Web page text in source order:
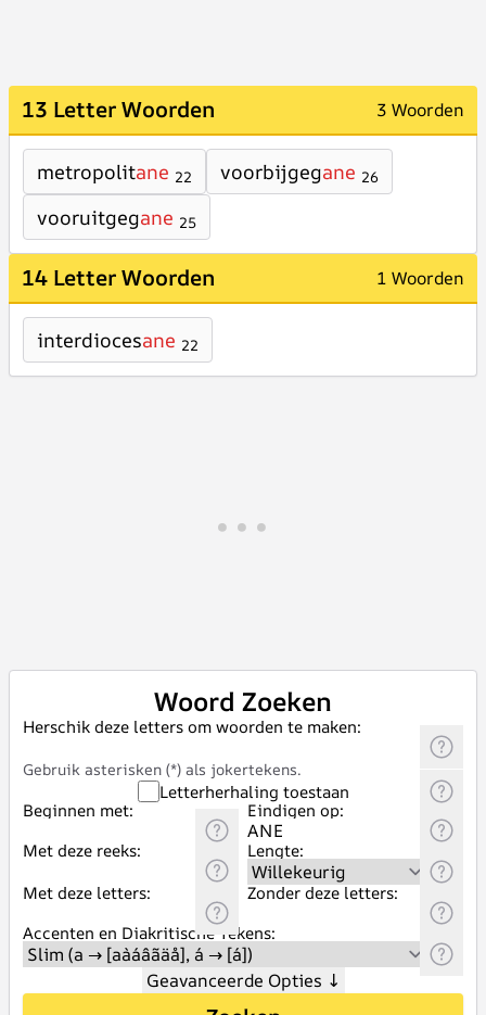
13 Letter Woorden 3 Woorden
metropolitane 22 voorbijgegane 26
vooruitgegane 25
14 Letter Woorden 1 Woorden
interdiocesane 22
Woord Zoeken
Herschik deze letters om woorden te maken:
Gebruik asterisken (*) als jokertekens.
Letterherhaling toestaan
Beginnen met:
Eindigen op:
Met deze reeks:
Lengte:
Met deze letters:
Zonder deze letters:
Accenten en Diakritische Tekens:
Geavanceerde Opties ↓